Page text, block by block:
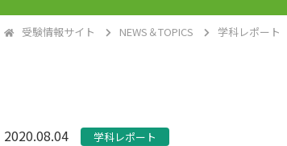
受験情報サイト NEWS＆TOPICS 学科レポート
2020.08.04
学科レポート